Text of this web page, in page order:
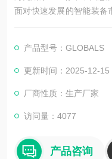
面对快速发展的智能装备
器视觉领域，以技术为主
产品型号：GLOBALS
更新时间：2025-12-15
厂商性质：生产厂家
访问量：4077
产品咨询